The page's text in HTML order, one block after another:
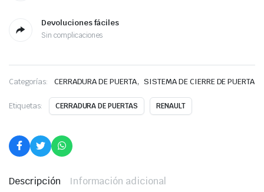
Devoluciones fáciles
Sin complicaciones
Categorías: CERRADURA DE PUERTA, SISTEMA DE CIERRE DE PUERTA
Etiquetas: CERRADURA DE PUERTAS RENAULT
Descripción Información adicional